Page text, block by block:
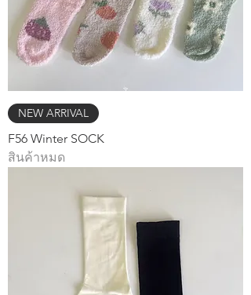
NEW ARRIVAL
F56 Winter SOCK
สินค้าหมด